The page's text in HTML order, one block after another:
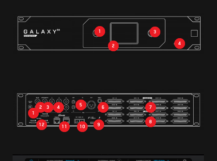
1
2
3
4
1
2 3 4 5 6 7
8
9
10
11
12